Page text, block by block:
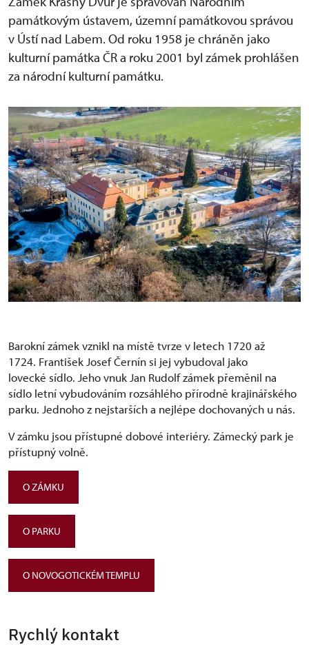
památkovým ústavem, územní památkovou správou
v Ústí nad Labem. Od roku 1958 je chráněn jako
kulturní památka ČR a roku 2001 byl zámek prohlášen
za národní kulturní památku.
Barokní zámek vznikl na místě tvrze v letech 1720 až
1724. František Josef Černín si jej vybudoval jako
lovecké sídlo. Jeho vnuk Jan Rudolf zámek přeměnil na
sídlo letní vybudováním rozsáhlého přírodně krajinářského
parku. Jednoho z nejstarších a nejlépe dochovaných u nás.
V zámku jsou přístupné dobové interiéry. Zámecký park je
přístupný volně.
O ZÁMKU
O PARKU
O NOVOGOTICKÉM TEMPLU
Rychlý kontakt